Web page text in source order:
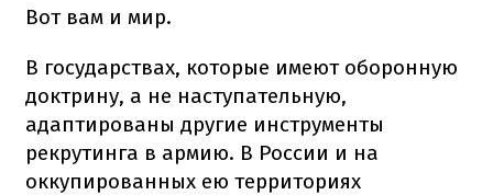
Вот вам и мир.
В государствах, которые имеют оборонную
доктрину, а не наступательную,
адаптированы другие инструменты
рекрутинга в армию. В России и на
оккупированных ею территориях